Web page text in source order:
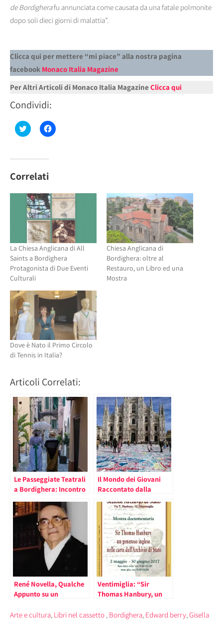
de Bordigherafu annunciata come causata da una fatale polmonite
dopo soli dieci giorni di malattia”.
Clicca qui per mettere “mi piace” alla nostra pagina
facebook Monaco Italia Magazine
Per Altri Articoli di Monaco Italia Magazine Clicca qui
Condividi:
Fai
clic
su
(Si
apre
una
nuova
finestra)
Fai
clic
nuova
finestra)
Correlati
La Chiesa Anglicana di All
Saints a Bordighera
Protagonista di Due Eventi
Culturali
Chiesa Anglicana di
Bordighera: oltre al
Restauro, un Libro ed una
Mostra
Dove è Nato il Primo Circolo
di Tennis in Italia?
Articoli Correlati:
Le Passeggiate Teatrali
a Bordighera: Incontro
Il Mondo dei Giovani
Raccontato dalla
Rita Parsi e dallo Street
Artist Ivan il Poeta, per
la Dante Alighieri di
Monaco (il comunicato)
René Novella, Qualche
Appunto su un
Ventimiglia: “Sir
Thomas Hanbury, un
al 30 Giugno
Arte e cultura, Libri nel cassetto , Bordighera, Edward berry,Gisella